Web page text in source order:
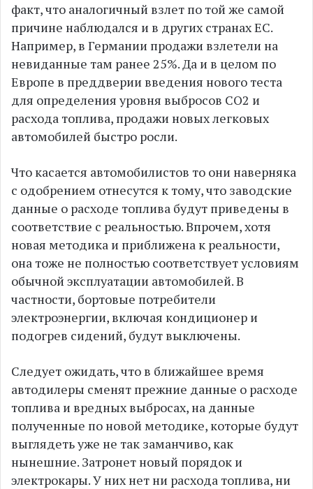
факт, что аналогичный взлет по той же самой
причине наблюдался и в других странах ЕС.
Например, в Германии продажи взлетели на
невиданные там ранее 25%. Да и в целом по
Европе в преддверии введения нового теста
для определения уровня выбросов СО2 и
расхода топлива, продажи новых легковых
автомобилей быстро росли.
Что касается автомобилистов то они наверняка
с одобрением отнесутся к тому, что заводские
данные о расходе топлива будут приведены в
соответствие с реальностью. Впрочем, хотя
новая методика и приближена к реальности,
она тоже не полностью соответствует условиям
обычной эксплуатации автомобилей. В
частности, бортовые потребители
электроэнергии, включая кондиционер и
подогрев сидений, будут выключены.
Следует ожидать, что в ближайшее время
автодилеры сменят прежние данные о расходе
топлива и вредных выбросах, на данные
полученные по новой методике, которые будут
выглядеть уже не так заманчиво, как
нынешние. Затронет новый порядок и
электрокары. У них нет ни расхода топлива, ни